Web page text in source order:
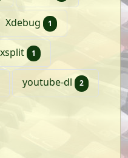
Xdebug 1 artikel
xsplit 1 artikel
youtube-dl 2 artikelen